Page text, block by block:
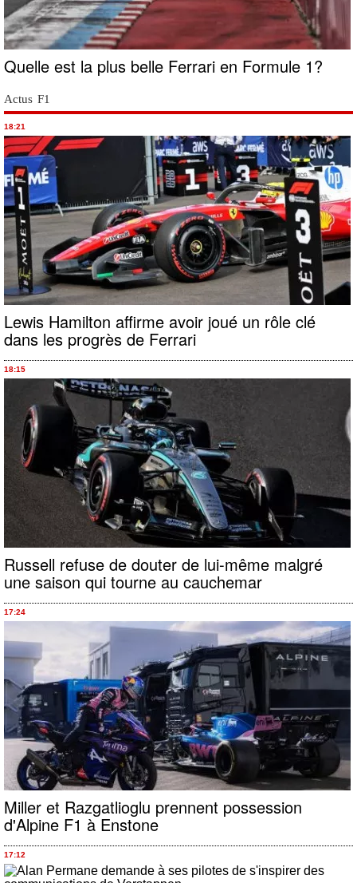
Quelle est la plus belle Ferrari en Formule 1?
Actus F1
18:21
Lewis Hamilton affirme avoir joué un rôle clé
dans les progrès de Ferrari
18:15
Russell refuse de douter de lui-même malgré
une saison qui tourne au cauchemar
17:24
Miller et Razgatlioglu prennent possession
d'Alpine F1 à Enstone
17:12